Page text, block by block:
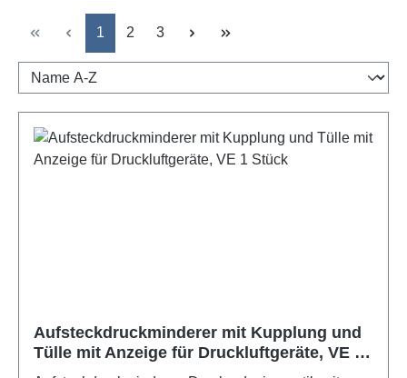
Seite
1 Seite
2 Seite
3
Aufsteckdruckminderer mit Kupplung und
Tülle mit Anzeige für Druckluftgeräte, VE 1
Stück